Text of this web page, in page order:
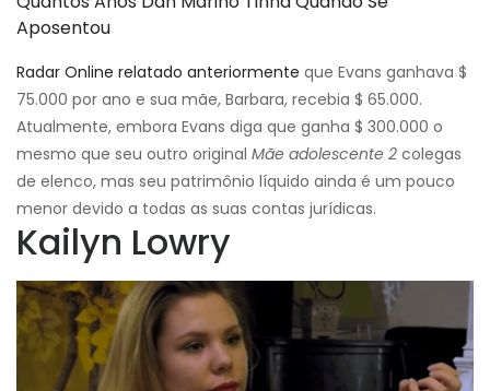
Aposentou
Radar Online relatado anteriormente que Evans ganhava $
75.000 por ano e sua mãe, Barbara, recebia $ 65.000.
Atualmente, embora Evans diga que ganha $ 300.000 o
mesmo que seu outro original Mãe adolescente 2 colegas
de elenco, mas seu patrimônio líquido ainda é um pouco
menor devido a todas as suas contas jurídicas.
Kailyn Lowry